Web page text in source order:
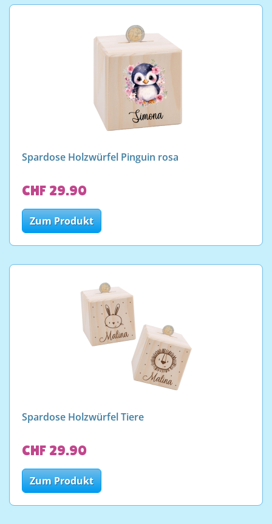
Spardose Holzwürfel Pinguin rosa
CHF 29.90
Zum Produkt
Spardose Holzwürfel Tiere
CHF 29.90
Zum Produkt